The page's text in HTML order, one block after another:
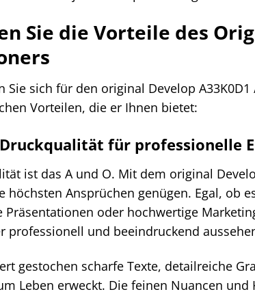
Sie die Vorteile des
Sie sich für den original Develop
Vorteilen, die er Ihnen bietet:
für professionelle
ist das A und O. Mit dem original
höchsten Ansprüchen genügen. Egal, ob
Präsentationen oder hochwertige
professionell und beeindruckend
gestochen scharfe Texte, detailreiche
Leben erweckt. Die feinen Nuancen